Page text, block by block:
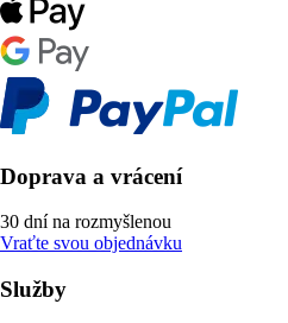
Doprava a vrácení
30 dní na rozmyšlenou
Vraťte svou objednávku
Služby